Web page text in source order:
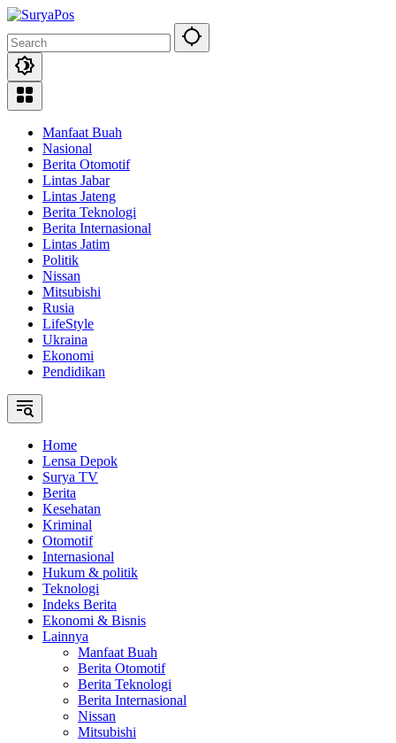
Skip
content
Manfaat Buah
Nasional
Berita Otomotif
Lintas Jabar
Lintas Jateng
Berita Teknologi
Berita Internasional
Lintas Jatim
Politik
Nissan
Mitsubishi
Rusia
LifeStyle
Ukraina
Ekonomi
Pendidikan
Home
Lensa Depok
Surya TV
Berita
Kesehatan
Kriminal
Otomotif
Internasional
Hukum & politik
Teknologi
Indeks Berita
Ekonomi & Bisnis
Lainnya
Manfaat Buah
Berita Otomotif
Berita Teknologi
Berita Internasional
Nissan
Mitsubishi